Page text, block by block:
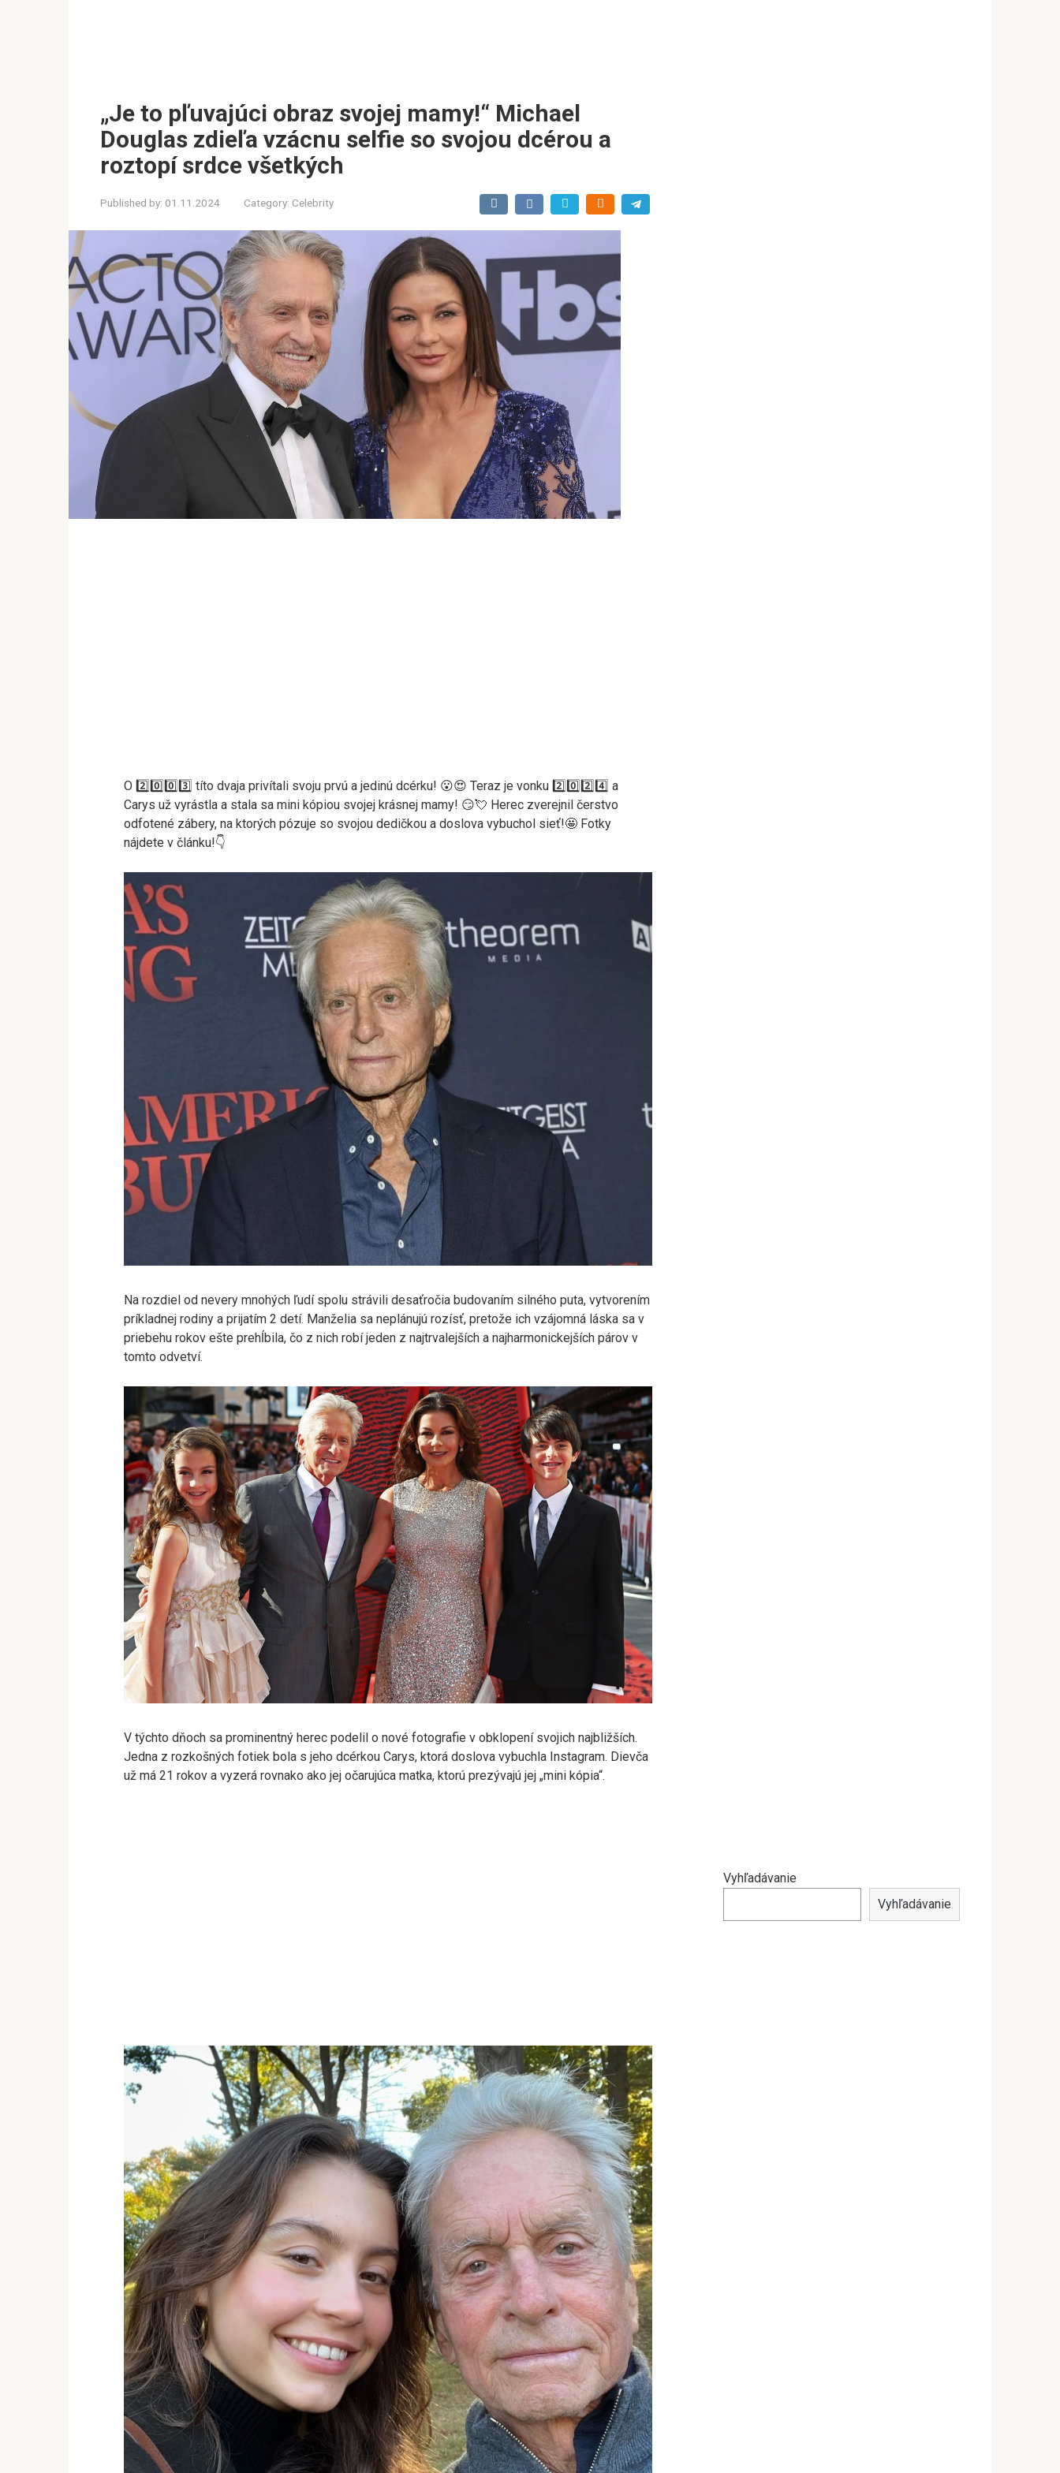
„Je to pľuvajúci obraz svojej mamy!“ Michael
Douglas zdieľa vzácnu selfie so svojou dcérou a
roztopí srdce všetkých
Published by: 01.11.2024 Category: Celebrity
O 2️⃣0️⃣0️⃣3️⃣ títo dvaja privítali svoju prvú a jedinú dcérku! 😮😍 Teraz je vonku 2️⃣0️⃣2️⃣4️⃣ a
Carys už vyrástla a stala sa mini kópiou svojej krásnej mamy! 😏💘 Herec zverejnil čerstvo
odfotené zábery, na ktorých pózuje so svojou dedičkou a doslova vybuchol sieť!🤩 Fotky
nájdete v článku!👇
Na rozdiel od nevery mnohých ľudí spolu strávili desaťročia budovaním silného puta, vytvorením
príkladnej rodiny a prijatím 2 detí. Manželia sa neplánujú rozísť, pretože ich vzájomná láska sa v
priebehu rokov ešte prehĺbila, čo z nich robí jeden z najtrvalejších a najharmonickejších párov v
tomto odvetví.
V týchto dňoch sa prominentný herec podelil o nové fotografie v obklopení svojich najbližších.
Jedna z rozkošných fotiek bola s jeho dcérkou Carys, ktorá doslova vybuchla Instagram. Dievča
už má 21 rokov a vyzerá rovnako ako jej očarujúca matka, ktorú prezývajú jej „mini kópia“.
Vyhľadávanie
Vyhľadávanie